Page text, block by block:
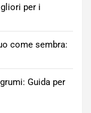
per i
come sembra:
Guida per